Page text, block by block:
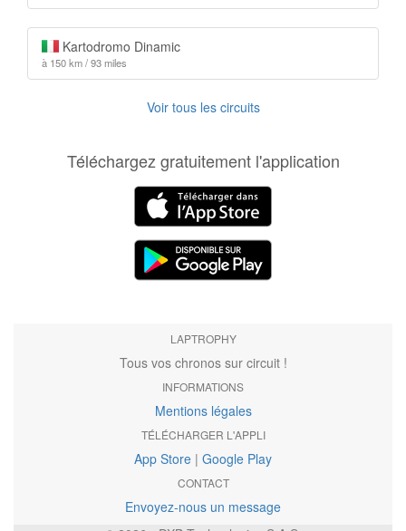
Kartodromo Dinamic
à 150 km / 93 miles
Voir tous les circuits
Téléchargez gratuitement l'application
LAPTROPHY
Tous vos chronos sur circuit !
INFORMATIONS
Mentions légales
TÉLÉCHARGER L'APPLI
App Store | Google Play
CONTACT
Envoyez-nous un message